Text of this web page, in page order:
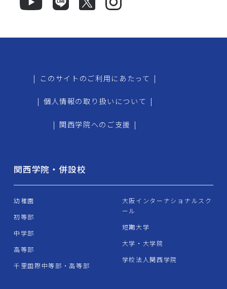
| このサイトのご利用にあたって |
| 個人情報の取り扱いについて |
| 関西学院へのご支援 |
関西学院・併設校
幼稚園
初等部
中学部
高等部
千里国際中等部・高等部
大阪インターナショナルスク
ール
短期大学
大学・大学院
学校法人関西学院